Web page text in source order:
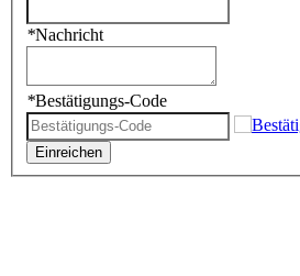
*Nachricht
*Bestätigungs-Code
Einreichen